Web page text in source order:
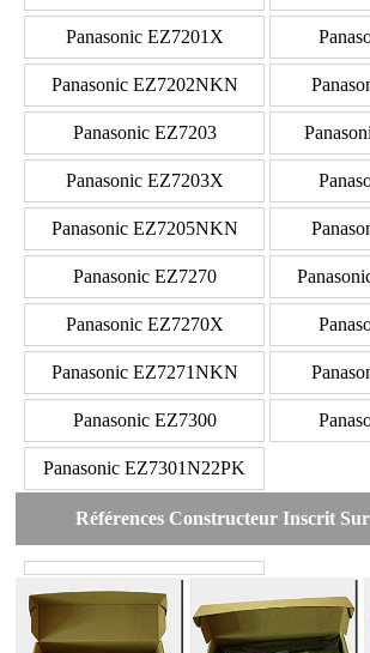
Panasonic EZ7201X
Panasonic EZ7202NKN
Panasonic EZ7203
Panasonic EZ7203X
Panasonic EZ7205NKN
Panasonic EZ7270
Panasonic EZ7270X
Panasonic EZ7271NKN
Panasonic EZ7300
Panasonic EZ7301N22PK
Références Constructeur Inscrit